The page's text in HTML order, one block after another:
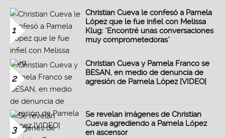
1
Christian Cueva le confesó a Pamela
López que le fue infiel con Melissa
Klug: "Encontré unas conversaciones
muy comprometedoras"
2
Christian Cueva y Pamela Franco se
BESAN, en medio de denuncia de
agresión de Pamela López [VIDEO]
3
Se revelan imágenes de Christian
Cueva agrediendo a Pamela López
en ascensor